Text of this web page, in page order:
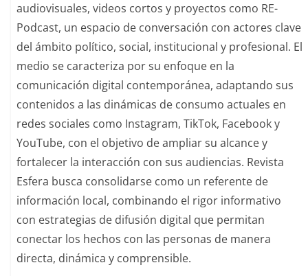
audiovisuales, videos cortos y proyectos como RE-
Podcast, un espacio de conversación con actores clave
del ámbito político, social, institucional y profesional. El
medio se caracteriza por su enfoque en la
comunicación digital contemporánea, adaptando sus
contenidos a las dinámicas de consumo actuales en
redes sociales como Instagram, TikTok, Facebook y
YouTube, con el objetivo de ampliar su alcance y
fortalecer la interacción con sus audiencias. Revista
Esfera busca consolidarse como un referente de
información local, combinando el rigor informativo
con estrategias de difusión digital que permitan
conectar los hechos con las personas de manera
directa, dinámica y comprensible.